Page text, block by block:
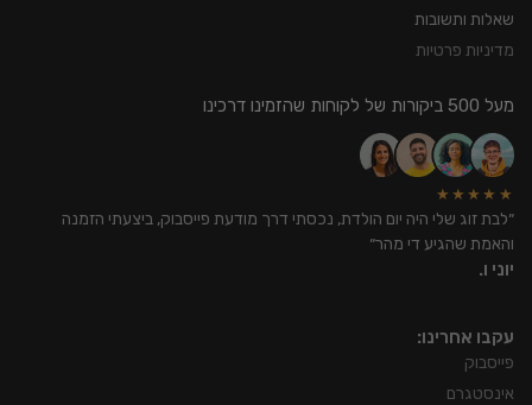
שאלות ותשובות
מדיניות פרטיות
מעל 500 ביקורות של לקוחות שהזמינו דרכינו
★★★★★
״לבת זוג שלי היה יום הולדת, נכסתי דרך מודעת פייסבוק, ביצעתי הזמנה
והאמת שהגיע די מהר״
יוני ו.
עקבו אחרינו:
פייסבוק
אינסטגרם